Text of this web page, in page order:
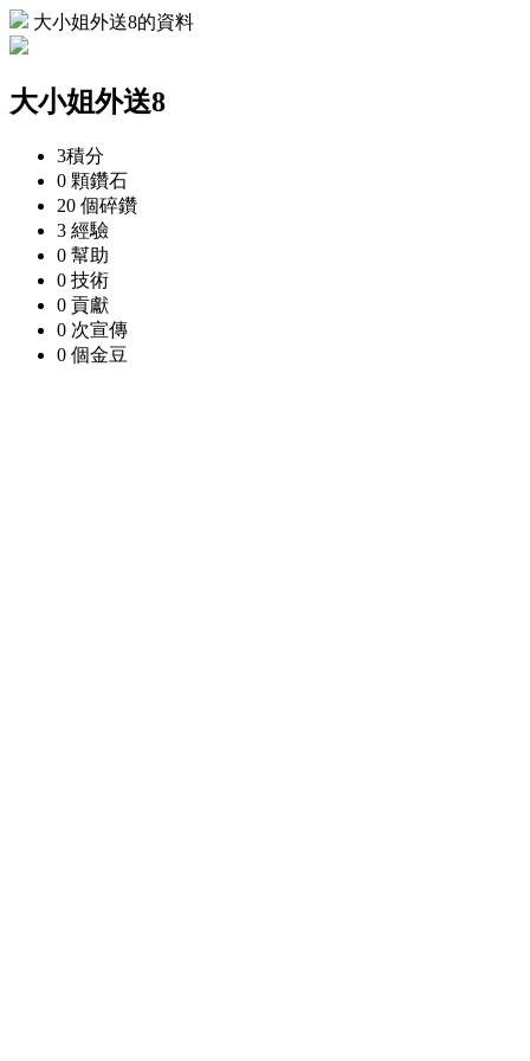
大小姐外送8的資料
大小姐外送8
3積分
0 顆鑽石
20 個碎鑽
3 經驗
0 幫助
0 技術
0 貢獻
0 次宣傳
0 個金豆